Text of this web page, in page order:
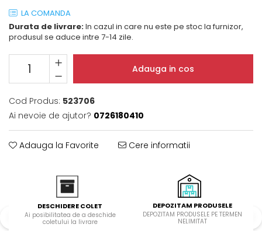
Plite
Ceramica
Domino( seturi modulare)
Electrice
Inductie
Mixte
Plite cu hota integrata
LA COMANDA
Durata de livrare:In cazul in care nu este pe stoc la furnizor,
produsul se aduce intre 7-14 zile.
Adauga in cos
Cod Produs: 523706
Ai nevoie de ajutor? 0726180410
Adauga la Favorite Cere informatii
DESCHIDERE COLET
Ai posibilitatea de a deschide
coletului la livrare
DEPOZITAM PRODUSELE
DEPOZITAM PRODUSELE PE TERMEN
NELIMITAT